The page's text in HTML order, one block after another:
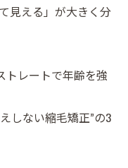
見える」が大きく分
トレートで年齢を強
しない縮毛矯正”の3